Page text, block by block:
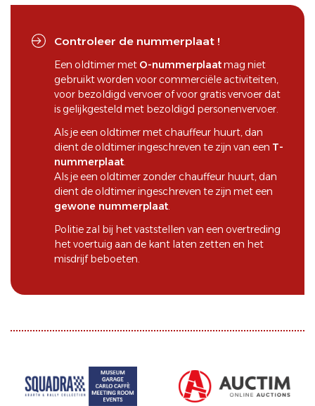
Controleer de nummerplaat !
Een oldtimer met O-nummerplaatmag niet
gebruikt worden voor commerciële activiteiten,
voor bezoldigd vervoer of voor gratis vervoer dat
is gelijkgesteld met bezoldigd personenvervoer.
Als je een oldtimer met chauffeur huurt, dan
dient de oldtimer ingeschreven te zijn van een T-
nummerplaat.
Als je een oldtimer zonder chauffeur huurt, dan
dient de oldtimer ingeschreven te zijn met een
gewone nummerplaat.
Politie zal bij het vaststellen van een overtreding
het voertuig aan de kant laten zetten en het
misdrijf beboeten.